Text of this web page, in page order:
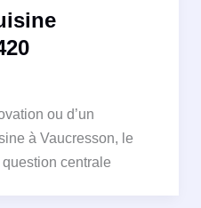
ou d’un
à Vaucresson, le
centrale